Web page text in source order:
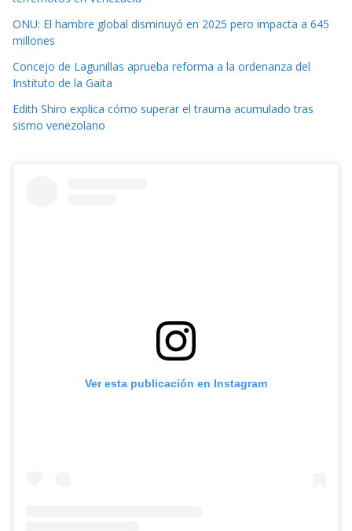
ONU: El hambre global disminuyó en 2025 pero impacta a 645
millones
Concejo de Lagunillas aprueba reforma a la ordenanza del
Instituto de la Gaita
Edith Shiro explica cómo superar el trauma acumulado tras
sismo venezolano
Ver esta publicación en Instagram